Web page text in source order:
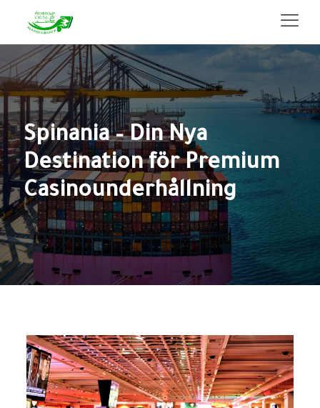
Spinania – Din Nya
Destination för Premium
Casinounderhållning